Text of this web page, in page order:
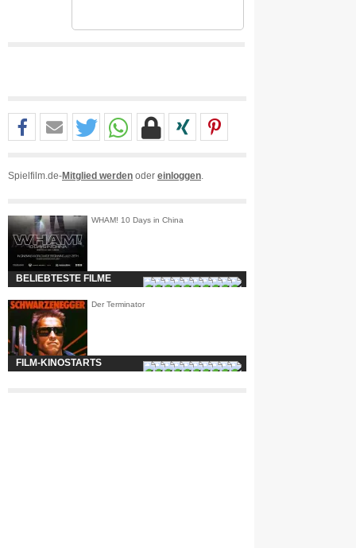
Spielfilm.de-Mitglied werden oder einloggen
WHAM! 10 Days in China
BELIEBTESTE FILME
Der Terminator
FILM-KINOSTARTS